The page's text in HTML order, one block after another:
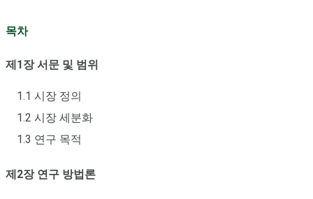
목차
제1장 서문 및 범위
1.1 시장 정의
1.2 시장 세분화
1.3 연구 목적
제2장 연구 방법론